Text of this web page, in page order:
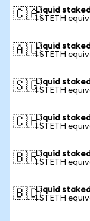
🇨🇦Liquid
1 STETH
🇦🇺Liquid
1 STETH
🇸🇬Liquid
1 STETH
🇨🇭Liquid
1 STETH
🇧🇷Liquid
1 STETH
🇧🇩Liquid
1 STETH